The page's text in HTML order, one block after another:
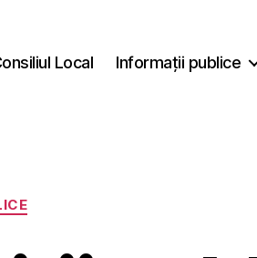
Local Informații publice